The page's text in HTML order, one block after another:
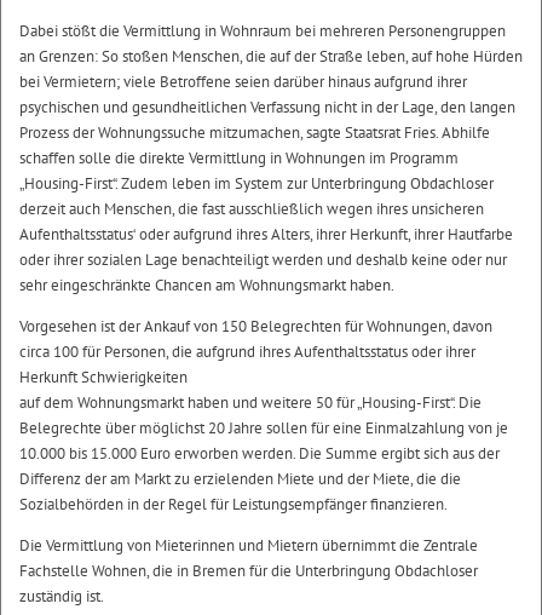
Dabei stößt die Vermittlung in Wohnraum bei mehreren Personengruppen
an Grenzen: So stoßen Menschen, die auf der Straße leben, auf hohe Hürden
bei Vermietern; viele Betroffene seien darüber hinaus aufgrund ihrer
psychischen und gesundheitlichen Verfassung nicht in der Lage, den langen
Prozess der Wohnungssuche mitzumachen, sagte Staatsrat Fries. Abhilfe
schaffen solle die direkte Vermittlung in Wohnungen im Programm
„Housing-First“. Zudem leben im System zur Unterbringung Obdachloser
derzeit auch Menschen, die fast ausschließlich wegen ihres unsicheren
Aufenthaltsstatus‘ oder aufgrund ihres Alters, ihrer Herkunft, ihrer Hautfarbe
oder ihrer sozialen Lage benachteiligt werden und deshalb keine oder nur
sehr eingeschränkte Chancen am Wohnungsmarkt haben.
Vorgesehen ist der Ankauf von 150 Belegrechten für Wohnungen, davon
circa 100 für Personen, die aufgrund ihres Aufenthaltsstatus oder ihrer
Herkunft Schwierigkeiten
auf dem Wohnungsmarkt haben und weitere 50 für „Housing-First“. Die
Belegrechte über möglichst 20 Jahre sollen für eine Einmalzahlung von je
10.000 bis 15.000 Euro erworben werden. Die Summe ergibt sich aus der
Differenz der am Markt zu erzielenden Miete und der Miete, die die
Sozialbehörden in der Regel für Leistungsempfänger finanzieren.
Die Vermittlung von Mieterinnen und Mietern übernimmt die Zentrale
Fachstelle Wohnen, die in Bremen für die Unterbringung Obdachloser
zuständig ist.